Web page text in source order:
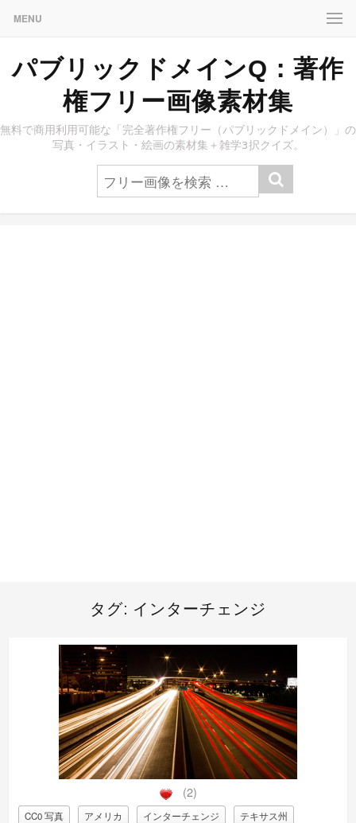
MENU
パブリックドメインQ：著作
権フリー画像素材集
無料で商用利用可能な「完全著作権フリー（パブリックドメイン）」の
写真・イラスト・絵画の素材集＋雑学3択クイズ。
タグ: インターチェンジ
(2)
CC0 写真 アメリカ インターチェンジ テキサス州